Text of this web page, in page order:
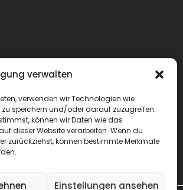
verwalten
verwenden wir Technologien wie
speichern und/oder darauf zuzugreifen.
können wir Daten wie das
dieser Website verarbeiten. Wenn du
zurückziehst, können bestimmte Merkmale
Einstellungen ansehen